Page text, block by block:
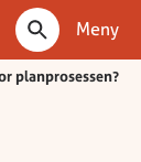
Meny
planprosessen?